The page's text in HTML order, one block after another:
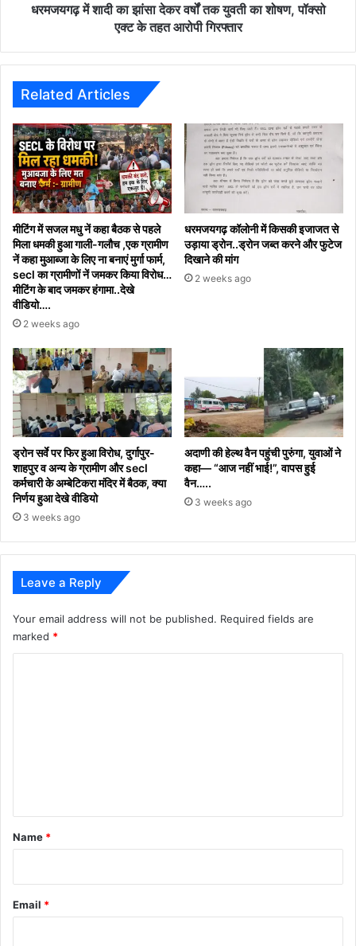
तहत
आरोपी
गिरफ्तार
धरमजयगढ़ में शादी का झांसा देकर वर्षों तक युवती का शोषण, पॉक्सो
एक्ट के तहत आरोपी गिरफ्तार
Related Articles
मीटिंग में सजल मधु नें कहा बैठक से पहले
मिला धमकी हुआ गाली-गलौच ,एक ग्रामीण
नें कहा मुआब्जा के लिए ना बनाएं मुर्गा फार्म,
secl का ग्रामीणों नें जमकर किया विरोध…
मीटिंग के बाद जमकर हंगामा..देखे
वीडियो….
2 weeks ago
धरमजयगढ़ कॉलोनी में किसकी इजाजत से
उड़ाया ड्रोन..ड्रोन जब्त करने और फुटेज
दिखाने की मांग
2 weeks ago
ड्रोन सर्वे पर फिर हुआ विरोध, दुर्गापुर-
शाहपुर व अन्य के ग्रामीण और secl
कर्मचारी के अम्बेटिकरा मंदिर में बैठक, क्या
निर्णय हुआ देखे वीडियो
3 weeks ago
अदाणी की हेल्थ वैन पहुंची पुरुंगा, युवाओं ने
कहा— “आज नहीं भाई!”, वापस हुई
वैन…..
3 weeks ago
Leave a Reply
Your email address will not be published. Required fields are
marked *
*
Name *
Email *